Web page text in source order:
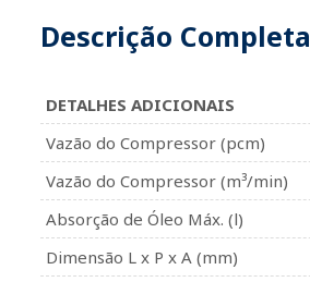
Descrição Completa
DETALHES ADICIONAIS
Vazão do Compressor (pcm)
Vazão do Compressor (m³/min)
Absorção de Óleo Máx. (l)
Dimensão L x P x A (mm)